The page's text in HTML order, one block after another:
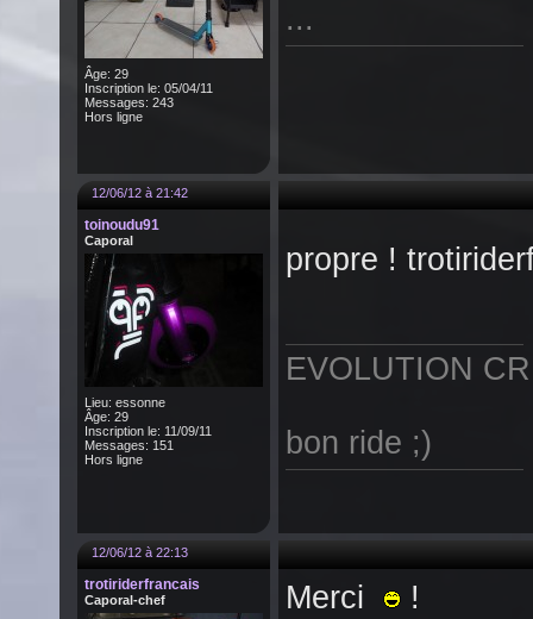
Âge: 29
Inscription le: 05/04/11
Messages: 243
Hors ligne
...
12/06/12 à 21:42
toinoudu91
Caporal
Lieu: essonne
Âge: 29
Inscription le: 11/09/11
Messages: 151
Hors ligne
propre !
EVOLUTION
bon ride ;)
12/06/12 à 22:13
trotiriderfrancais
Caporal-chef Merci !